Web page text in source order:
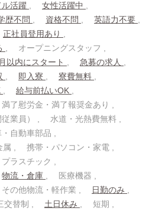
ル活躍
女性活躍中
歴不問 資格不問
英語力不要
正社員登用あり
オープニングスタッフ
以内にスタート
急募の求人
即入寮
寮費無料
給与前払いOK
満了慰労金・満了報奨金あり
業員）
水道・光熱費無料
・自動車部品
属
携帯・パソコン・家電
プラスチック
物流・倉庫
医療機器
その他物流・軽作業
日勤のみ
交替制 土日休み
短期